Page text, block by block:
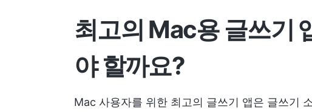
최고의 Mac용 글쓰기
야 할까요?
Mac 사용자를 위한 최고의 글쓰기 앱은 글쓰기